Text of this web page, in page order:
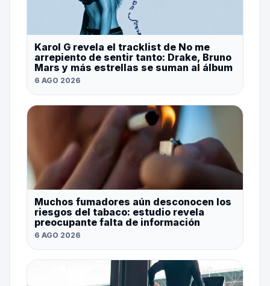
Karol G revela el tracklist de No me
arrepiento de sentir tanto: Drake, Bruno
Mars y más estrellas se suman al álbum
6 AGO 2026
Muchos fumadores aún desconocen los
riesgos del tabaco: estudio revela
preocupante falta de información
6 AGO 2026